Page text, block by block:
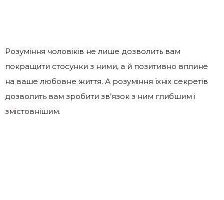
Розуміння чоловіків не лише дозволить вам
покращити стосунки з ними, а й позитивно вплине
на ваше любовне життя. А розуміння їхніх секретів
дозволить вам зробити зв’язок з ним глибшим і
змістовнішим.